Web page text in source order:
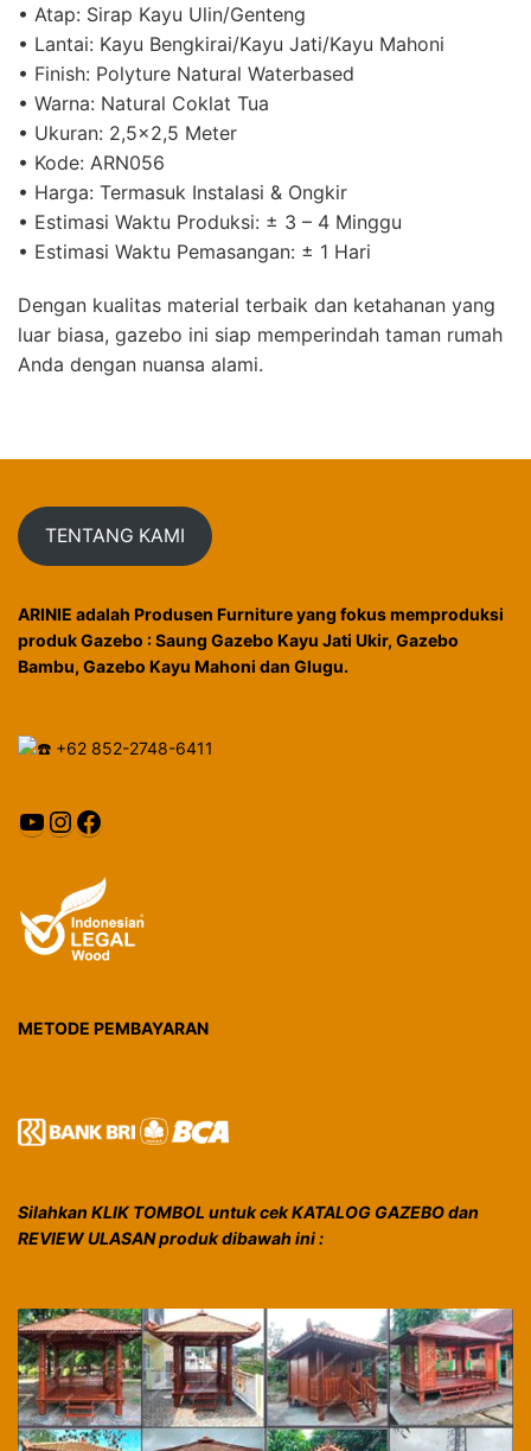
• Atap: Sirap Kayu Ulin/Genteng
• Lantai: Kayu Bengkirai/Kayu Jati/Kayu Mahoni
• Finish: Polyture Natural Waterbased
• Warna: Natural Coklat Tua
• Ukuran: 2,5×2,5 Meter
• Kode: ARN056
• Harga: Termasuk Instalasi & Ongkir
• Estimasi Waktu Produksi: ± 3 – 4 Minggu
• Estimasi Waktu Pemasangan: ± 1 Hari
Dengan kualitas material terbaik dan ketahanan yang
luar biasa, gazebo ini siap memperindah taman rumah
Anda dengan nuansa alami.
TENTANG KAMI
ARINIE adalah Produsen Furniture yang fokus memproduksi
produk Gazebo : Saung Gazebo Kayu Jati Ukir, Gazebo
Bambu, Gazebo Kayu Mahoni dan Glugu.
+62 852-2748-6411
YouTube
Instagram
Facebook
METODE PEMBAYARAN
Silahkan KLIK TOMBOL untuk cek KATALOG GAZEBO dan
REVIEW ULASAN produk dibawah ini :